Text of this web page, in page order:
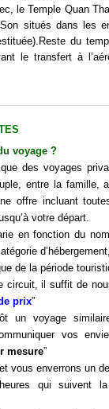
le Temple Quan
situés dans les
du
le transfert à
u voyage ?
des voyages
entre la famille,
offre incluant
votre départ.
en fonction du
de la période
circuit, il suffit de
prix”
un voyage
vos
mesure”
vous enverrons un
qui suivent